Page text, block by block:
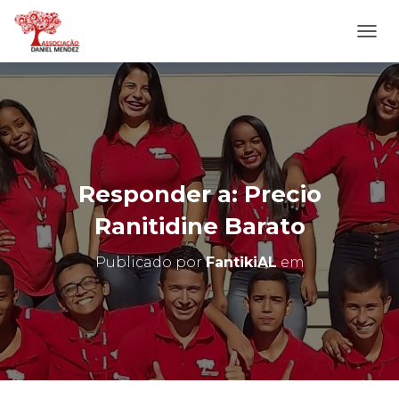
L
T
E
R
N
A
N
A
E
G
O
Responder a: Precio
Ranitidine Barato
Publicado porFantikiALem